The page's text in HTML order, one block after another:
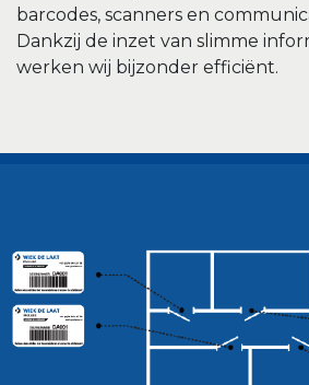
barcodes, scanners en
Dankzij de inzet van slimme
werken wij bijzonder efficiënt.